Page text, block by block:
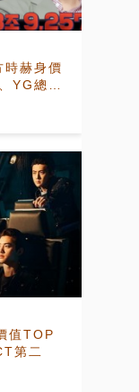
時赫身價
YG總和
值TOP
第二